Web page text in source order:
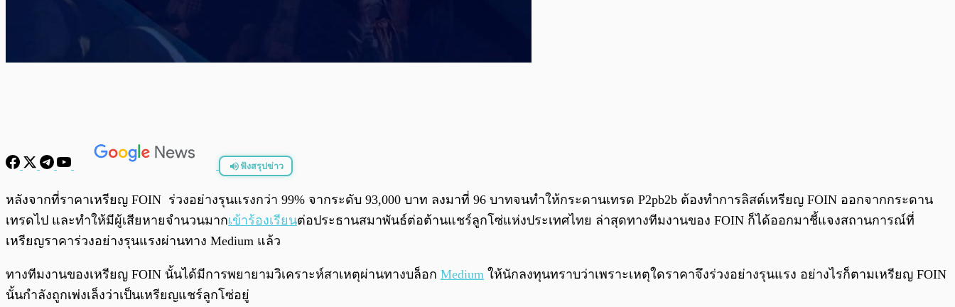
ฟังสรุปข่าว
พร้อมเล่น
หลังจากที่ราคาเหรียญ FOIN ร่วงอย่างรุนแรงกว่า 99% จากระดับ 93,000 บาท ลงมาที่ 96 บาทจนทำให้กระดานเทรด P2pb2b ต้องทำการลิสต์เหรียญ FOIN ออกจากกระดาน
เทรดไป และทำให้มีผู้เสียหายจำนวนมากเข้าร้องเรียนต่อประธานสมาพันธ์ต่อต้านแชร์ลูกโซ่แห่งประเทศไทย ล่าสุดทางทีมงานของ FOIN ก็ได้ออกมาชี้แจงสถานการณ์ที่
เหรียญราคาร่วงอย่างรุนแรงผ่านทาง Medium แล้ว
ทางทีมงานของเหรียญ FOIN นั้นได้มีการพยายามวิเคราะห์สาเหตุผ่านทางบล็อก Medium ให้นักลงทุนทราบว่าเพราะเหตุใดราคาจึงร่วงอย่างรุนแรง อย่างไรก็ตามเหรียญ FOIN
นั้นกำลังถูกเพ่งเล็งว่าเป็นเหรียญแชร์ลูกโซ่อยู่